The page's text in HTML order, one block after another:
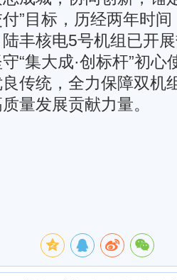
”目标，历经两年时
丰核电5号机组已开
“集大成·创标杆”初心
传统，全力保障双机
量发展贡献力量。